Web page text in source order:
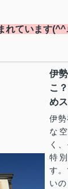
れています
伊
こ
め
伊
な
く
特
す
い